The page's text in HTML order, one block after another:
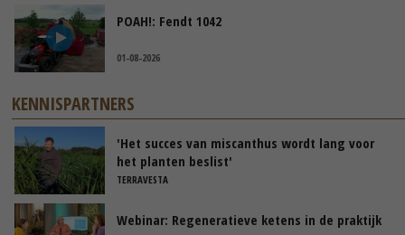
POAH!: Fendt 1042
01-08-2026
KENNISPARTNERS
'Het succes van miscanthus wordt lang voor
het planten beslist'
TERRAVESTA
Webinar: Regeneratieve ketens in de praktijk